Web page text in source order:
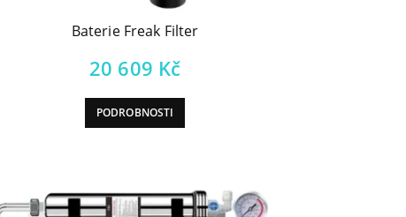
Baterie Freak Filter
20 609 Kč
PODROBNOSTI